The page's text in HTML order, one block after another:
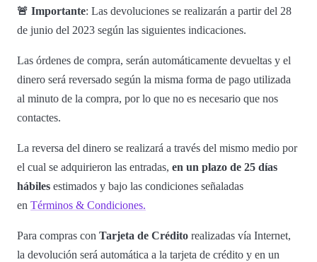
🚨 Importante: Las devoluciones se realizarán a partir del 28
de junio del 2023 según las siguientes indicaciones.
Las órdenes de compra, serán automáticamente devueltas y el
dinero será reversado según la misma forma de pago utilizada
al minuto de la compra, por lo que no es necesario que nos
contactes.
La reversa del dinero se realizará a través del mismo medio por
el cual se adquirieron las entradas, en un plazo de 25 días
hábiles estimados y bajo las condiciones señaladas
en Términos & Condiciones.
Para compras con Tarjeta de Crédito realizadas vía Internet,
la devolución será automática a la tarjeta de crédito y en un